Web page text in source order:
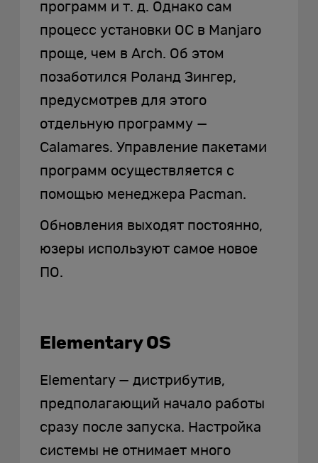
программ и т. д. Однако сам
процесс установки ОС в Manjaro
проще, чем в Arch. Об этом
позаботился Роланд Зингер,
предусмотрев для этого
отдельную программу —
Calamares. Управление пакетами
программ осуществляется с
помощью менеджера Pacman.
Обновления выходят постоянно,
юзеры используют самое новое
ПО.
Elementary OS
Elementary — дистрибутив,
предполагающий начало работы
сразу после запуска. Настройка
системы не отнимает много